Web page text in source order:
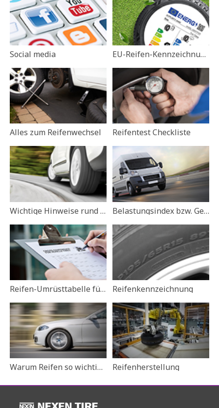
Social media EU-Reifen-Kennzeichnungs-Verordnung
Alles zum Reifenwechsel Reifentest Checkliste
Wichtige Hinweise rund um Ihre Reifen Belastungsindex bzw. Geschwindigkeitsindex
Reifen-Umrüsttabelle für PKW-Reifen Reifenkennzeichnung
Warum Reifen so wichtig sind Reifenherstellung